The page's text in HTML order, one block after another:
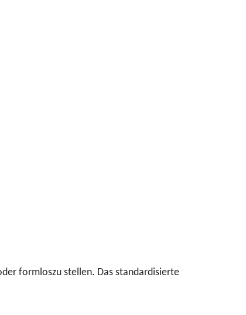
formloszu stellen. Das standardisierte